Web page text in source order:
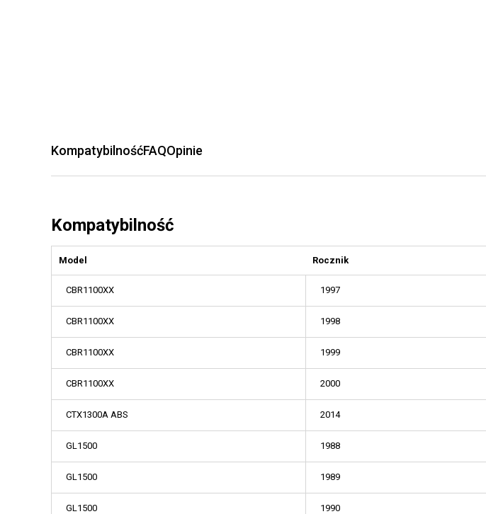
KompatybilnośćFAQOpinie
Kompatybilność
Model Rocznik
CBR1100XX 1997
CBR1100XX 1998
CBR1100XX 1999
CBR1100XX 2000
CTX1300A ABS 2014
GL1500 1988
GL1500 1989
GL1500 1990